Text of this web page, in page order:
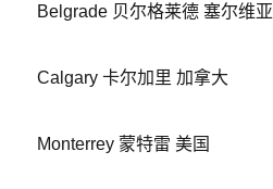
Belgrade 贝尔格莱德 塞尔维亚
Calgary 卡尔加里 加拿大
Monterrey 蒙特雷 美国